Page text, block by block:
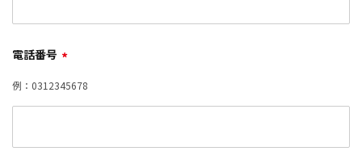
電話番号 *
例：0312345678